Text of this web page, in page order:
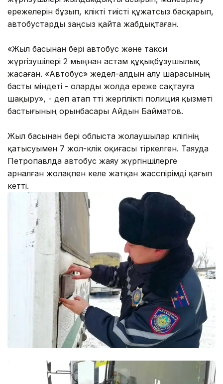
ережелерін бұзып, көлікті тиісті құжатсыз басқарып,
автобустарды заңсыз қайта жабдықтаған.
«Жыл басынан бері автобус және такси
жүргізушілері 2 мыңнан астам құқықбұзушылық
жасаған. «Автобус» жедел-алдын алу шарасының
басты міндеті - оларды жолда ереже сақтауға
шақыру», - деп атап өтті жергілікті полиция қызметі
бастығының орынбасары Айдын Байматов.
Жыл басынан бері облыста жолаушылар көлігінің
қатысуымен 7 жол-көлік оқиғасы тіркелген. Таяуда
Петропавлда автобус жаяу жүргіншілерге
арналған жолақпен келе жатқан жасөспірімді қағып
кетті.